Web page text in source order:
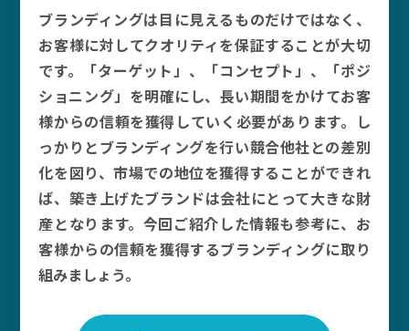
ブランディングは目に見えるものだけではなく、
お客様に対してクオリティを保証することが大切
です。「ターゲット」、「コンセプト」、「ポジ
ショニング」を明確にし、長い期間をかけてお客
様からの信頼を獲得していく必要があります。し
っかりとブランディングを行い競合他社との差別
化を図り、市場での地位を獲得することができれ
ば、築き上げたブランドは会社にとって大きな財
産となります。今回ご紹介した情報も参考に、お
客様からの信頼を獲得するブランディングに取り
組みましょう。